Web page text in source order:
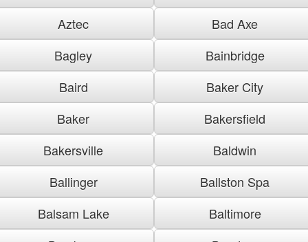
Aztec
Bad Axe
Bagley
Bainbridge
Baird
Baker City
Baker
Bakersfield
Bakersville
Baldwin
Ballinger
Ballston Spa
Balsam Lake
Baltimore